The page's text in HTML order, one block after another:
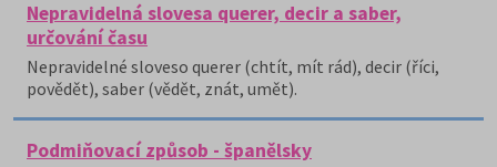
Nepravidelná slovesa querer, decir a saber,
určování času
Nepravidelné sloveso querer (chtít, mít rád), decir (říci,
povědět), saber (vědět, znát, umět).
Podmiňovací způsob - španělsky